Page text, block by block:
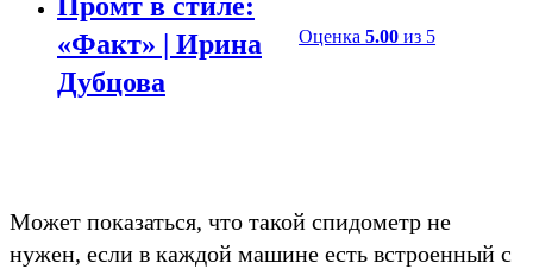
Промт в стиле:
«Факт» | Ирина
Дубцова
Оценка5.00 из 5
Может показаться, что такой спидометр не
нужен, если в каждой машине есть встроенный с